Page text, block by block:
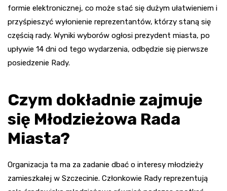
formie elektronicznej, co może stać się dużym ułatwieniem i
przyśpieszyć wyłonienie reprezentantów, którzy staną się
częścią rady. Wyniki wyborów ogłosi prezydent miasta, po
upływie 14 dni od tego wydarzenia, odbędzie się pierwsze
posiedzenie Rady.
Czym dokładnie zajmuje
się Młodzieżowa Rada
Miasta?
Organizacja ta ma za zadanie dbać o interesy młodzieży
zamieszkałej w Szczecinie. Członkowie Rady reprezentują